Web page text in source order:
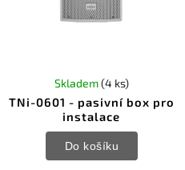
TNi-0601 - pasivní box pro
instalace
Skladem(4 ks)
Do košíku